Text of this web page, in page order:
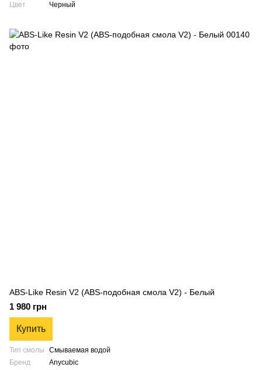
Цвет
Черный
ABS-Like Resin V2 (ABS-подобная смола V2) - Белый
1 980 грн
Купить
Тип смолы
Смываемая водой
Бренд
Anycubic